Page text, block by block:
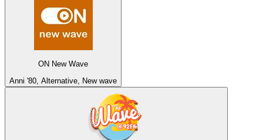
ON New Wave
Anni '80, Alternative, New wave